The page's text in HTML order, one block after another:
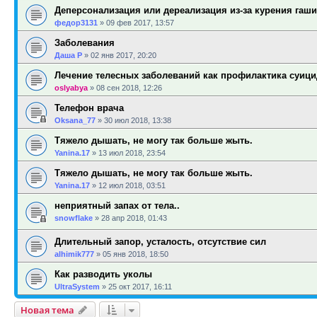
Деперсонализация или дереализация из-за курения
федор3131 » 09 фев 2017, 13:57
Заболевания
Даша Р » 02 янв 2017, 20:20
Лечение телесных заболеваний как профилактика
oslyabya » 08 сен 2018, 12:26
Телефон врача
Oksana_77 » 30 июл 2018, 13:38
Тяжело дышать, не могу так больше жыть.
Yanina.17 » 13 июл 2018, 23:54
Тяжело дышать, не могу так больше жыть.
Yanina.17 » 12 июл 2018, 03:51
неприятный запах от тела..
snowflake » 28 апр 2018, 01:43
Длительный запор, усталость, отсутствие сил
alhimik777 » 05 янв 2018, 18:50
Как разводить уколы
UltraSystem » 25 окт 2017, 16:11
Новая тема